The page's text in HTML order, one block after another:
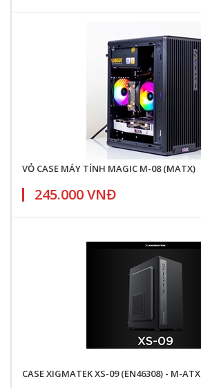
VỎ CASE MÁY TÍNH MAGIC M-08 (MATX)
245.000 VNĐ
CASE XIGMATEK XS-09 (EN46308) - M-ATX